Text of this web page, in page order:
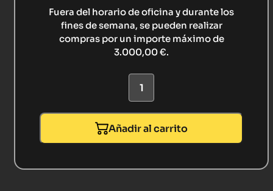
Fuera del horario de oficina y durante los
fines de semana, se pueden realizar
compras por un importe máximo de
3.000,00 €.
Añadir al carrito